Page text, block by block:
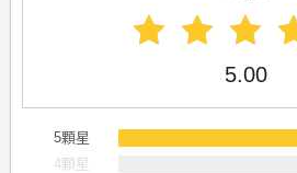
5.00
5顆星
4顆星